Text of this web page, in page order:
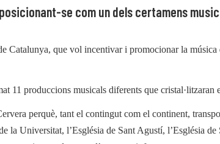
se com un dels certamens
Catalunya, que vol incentivar i promocionar la
11 produccions musicals diferents que
perquè, tant el contingut com el continent,
la Universitat, l’Església de Sant Agustí, l’Església